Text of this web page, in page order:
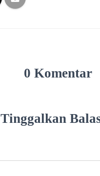
0 Komentar
Tinggalkan